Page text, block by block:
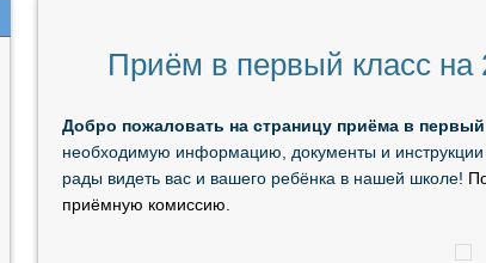
Приём в первый класс на
Добро пожаловать на страницу приёма в
необходимую информацию, документы и
рады видеть вас и вашего ребёнка в нашей школе!
приёмную комиссию.